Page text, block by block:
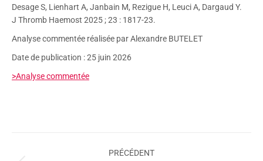
Desage S, Lienhart A, Janbain M, Rezigue H, Leuci A, Dargaud Y.
J Thromb Haemost 2025 ; 23 : 1817-23.
Analyse commentée réalisée par Alexandre BUTELET
Date de publication : 25 juin 2026
>Analyse commentée
PRÉCÉDENT